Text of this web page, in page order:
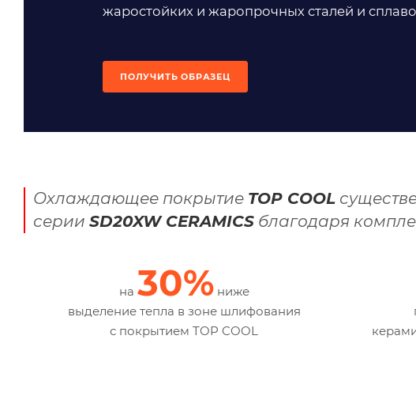
жаростойких и жаропрочных сталей и
ПОЛУЧИТЬ ОБРАЗЕЦ
Охлаждающее покрытие TOP COOL
серии SD20XW CERAMICS благодаря
на 30%ниже
выделение тепла в зоне шлифования
с покрытием TOP COOL